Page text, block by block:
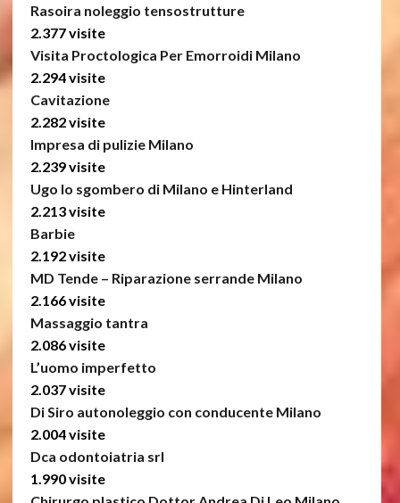
Rasoira noleggio tensostrutture
2.377 visite
Visita Proctologica Per Emorroidi Milano
2.294 visite
Cavitazione
2.282 visite
Impresa di pulizie Milano
2.239 visite
Ugo lo sgombero di Milano e Hinterland
2.213 visite
Barbie
2.192 visite
MD Tende – Riparazione serrande Milano
2.166 visite
Massaggio tantra
2.086 visite
L’uomo imperfetto
2.037 visite
Di Siro autonoleggio con conducente Milano
2.004 visite
Dca odontoiatria srl
1.990 visite